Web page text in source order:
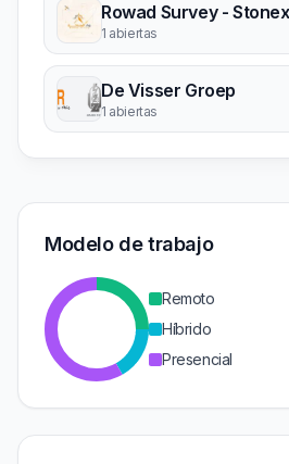
Rowad Survey - Stonex
1 abiertas
De Visser Groep
1 abiertas
Modelo de trabajo
Remoto
Híbrido
Presencial